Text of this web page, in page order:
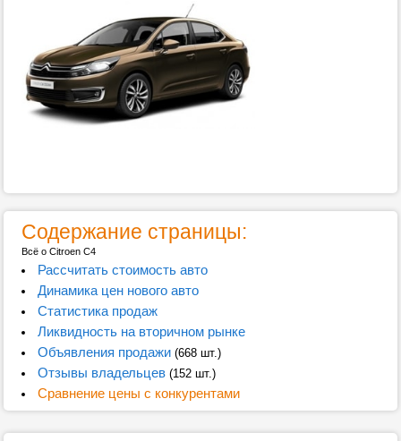
Содержание страницы:
Всё о Citroen C4
Рассчитать стоимость авто
Динамика цен нового авто
Статистика продаж
Ликвидность на вторичном рынке
Объявления продажи(668 шт.)
Отзывы владельцев(152 шт.)
Сравнение цены с конкурентами